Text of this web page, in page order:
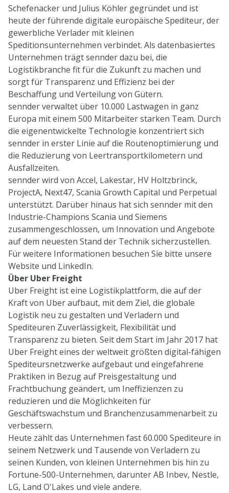
Schefenacker und Julius Köhler gegründet und ist
heute der führende digitale europäische Spediteur, der
gewerbliche Verlader mit kleinen
Speditionsunternehmen verbindet. Als datenbasiertes
Unternehmen trägt sennder dazu bei, die
Logistikbranche fit für die Zukunft zu machen und
sorgt für Transparenz und Effizienz bei der
Beschaffung und Verteilung von Gütern.
sennder verwaltet über 10.000 Lastwagen in ganz
Europa mit einem 500 Mitarbeiter starken Team. Durch
die eigenentwickelte Technologie konzentriert sich
sennder in erster Linie auf die Routenoptimierung und
die Reduzierung von Leertransportkilometern und
Ausfallzeiten.
sennder wird von Accel, Lakestar, HV Holtzbrinck,
ProjectA, Next47, Scania Growth Capital und Perpetual
unterstützt. Darüber hinaus hat sich sennder mit den
Industrie-Champions Scania und Siemens
zusammengeschlossen, um Innovation und Angebote
auf dem neuesten Stand der Technik sicherzustellen.
Für weitere Informationen besuchen Sie bitte unsere
Website und LinkedIn.
Über Uber Freight
Uber Freight ist eine Logistikplattform, die auf der
Kraft von Uber aufbaut, mit dem Ziel, die globale
Logistik neu zu gestalten und Verladern und
Spediteuren Zuverlässigkeit, Flexibilität und
Transparenz zu bieten. Seit dem Start im Jahr 2017 hat
Uber Freight eines der weltweit größten digital-fähigen
Spediteursnetzwerke aufgebaut und eingefahrene
Praktiken in Bezug auf Preisgestaltung und
Frachtbuchung geändert, um Ineffizienzen zu
reduzieren und die Möglichkeiten für
Geschäftswachstum und Branchenzusammenarbeit zu
verbessern.
Heute zählt das Unternehmen fast 60.000 Spediteure in
seinem Netzwerk und Tausende von Verladern zu
seinen Kunden, von kleinen Unternehmen bis hin zu
Fortune-500-Unternehmen, darunter AB Inbev, Nestle,
LG, Land O'Lakes und viele andere.